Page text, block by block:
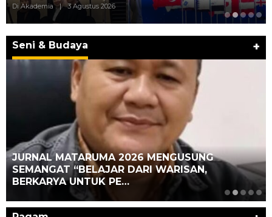
Di Akademia | 3 Agustus 2026
Seni & Budaya +
JURNAL MATARUMA 2026 MENGUSUNG
SEMANGAT “BELAJAR DARI WARISAN,
BERKARYA UNTUK PE…